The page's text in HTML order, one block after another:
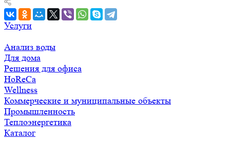
Услуги
Анализ воды
Для дома
Решения для офиса
HoReCa
Wellness
Коммерческие и муниципальные объекты
Промышленность
Теплоэнергетика
Каталог